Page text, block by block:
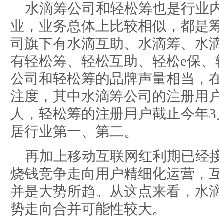
水滴筹公司和轻松筹也是行业
业，业务总体上比较相似，都是
司旗下有水滴互助、水滴筹、水
有轻松筹、轻松互助、轻松e保
公司和轻松筹的品牌声量相当，
注度，其中水滴筹公司的注册用
人，轻松筹的注册用户截止今年
居行业第一、第二。
再加上移动互联网红利期已经
烧钱竞争走向用户精细化运营，
并是大势所趋。从这点来看，水
势走向合并可能性较大。